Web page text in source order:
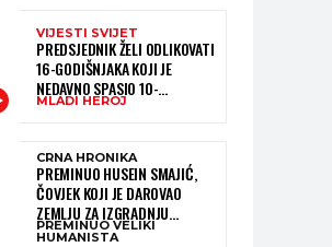
VIJESTI SVIJET
PREDSJEDNIK ŽELI ODLIKOVATI
16-GODIŠNJAKA KOJI JE
NEDAVNO SPASIO 10-
GODIŠNJEG DJEČAKA IZ
MLADI HEROJ
CRNA HRONIKA
PREMINUO HUSEIN SMAJIĆ,
ČOVJEK KOJI JE DAROVAO
ZEMLJU ZA IZGRADNJU
KATOLIČKE CRKVE U BUGOJNU
PREMINUO VELIKI
HUMANISTA